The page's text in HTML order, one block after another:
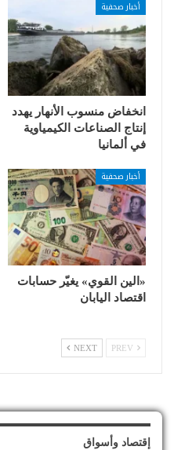
أخبار صحفية
انخفاض منسوب الأنهار يهدد
إنتاج الصناعات الكيمياوية
في ألمانيا
أخبار صحفية
«الين القوي» يغيّر حسابات
اقتصاد اليابان
NEXT
إقتصاد وأسواق